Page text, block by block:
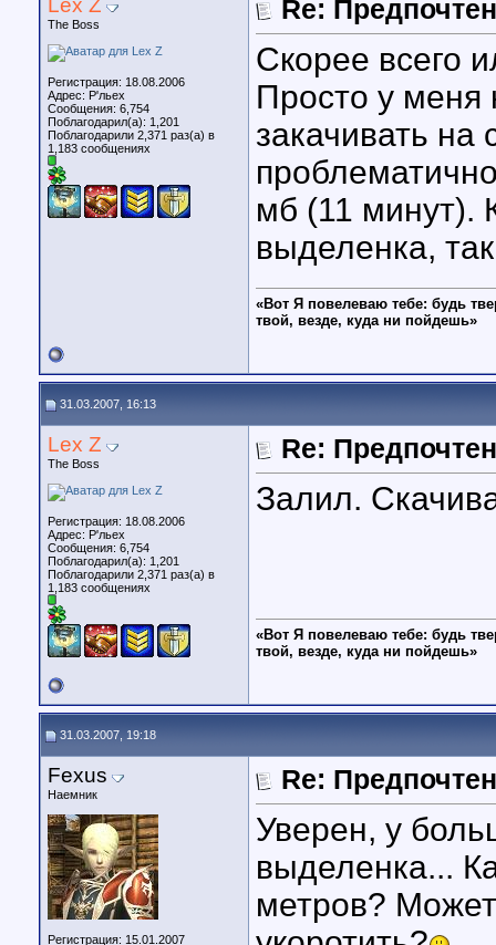
Lex Z
The Boss
Регистрация: 18.08.2006
Адрес: Р'льех
Сообщения: 6,754
Поблагодарил(а): 1,201
Поблагодарили 2,371 раз(а) в
1,183 сообщениях
Re:
Скорее всего
Просто у меня
закачивать на
мб (11 минут).
выделенка,
«Вот Я повелеваю тебе: будь
твой, везде, куда ни пойдешь»
31.03.2007, 16:13
Lex Z
The Boss
Регистрация: 18.08.2006
Адрес: Р'льех
Сообщения: 6,754
Поблагодарил(а): 1,201
Поблагодарили 2,371 раз(а) в
1,183 сообщениях
Re:
Залил.
«Вот Я повелеваю тебе: будь
твой, везде, куда ни пойдешь»
31.03.2007, 19:18
Fexus
Наемник
Регистрация: 15.01.2007
Re:
Уверен, у
выделенка...
метров?